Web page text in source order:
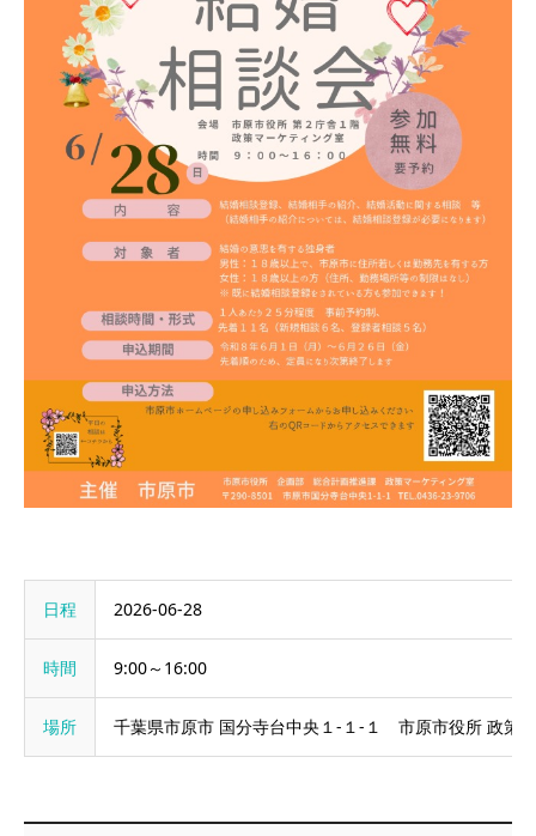
日程 2026-06-28
時間 9:00～16:00
場所 千葉県市原市 国分寺台中央１-１-１ 市原市役所 政策